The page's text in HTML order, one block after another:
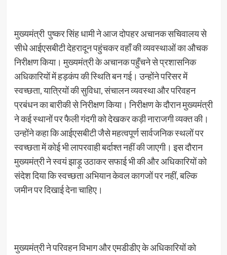
मुख्यमंत्री पुष्कर सिंह धामी ने आज दोपहर अचानक सचिवालय से
सीधे आईएसबीटी देहरादून पहुंचकर वहाँ की व्यवस्थाओं का औचक
निरीक्षण किया। मुख्यमंत्री के अचानक पहुँचने से प्रशासनिक
अधिकारियों में हड़कंप की स्थिति बन गई। उन्होंने परिसर में
स्वच्छता, यात्रियों की सुविधा, संचालन व्यवस्था और परिवहन
प्रबंधन का बारीकी से निरीक्षण किया। निरीक्षण के दौरान मुख्यमंत्री
ने कई स्थानों पर फैली गंदगी को देखकर कड़ी नाराजगी व्यक्त की।
उन्होंने कहा कि आईएसबीटी जैसे महत्वपूर्ण सार्वजनिक स्थलों पर
स्वच्छता में कोई भी लापरवाही बर्दाश्त नहीं की जाएगी। इस दौरान
मुख्यमंत्री ने स्वयं झाड़ू उठाकर सफाई भी की और अधिकारियों को
संदेश दिया कि स्वच्छता अभियान केवल कागजों पर नहीं, बल्कि
जमीन पर दिखाई देना चाहिए।
मुख्यमंत्री ने परिवहन विभाग और एमडीडीए के अधिकारियों को